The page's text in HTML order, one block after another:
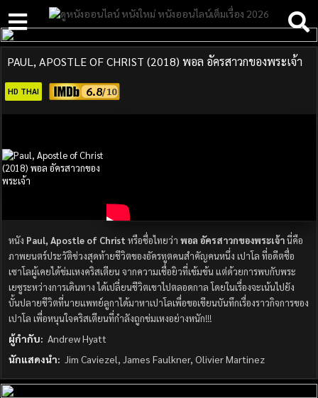
PAUL, APOSTLE OF CHRIST (2018) พอล อัครสาวกของพระเจ้า
HD THAI 6.8
หนัง Paul, Apostle of Christ หรือชื่อไทยว่า พอล อัครสาวกของพระเจ้านี่คือ
ภาพยนตร์ประวัติช่วงสุดท้ายชีวิตของอัครทูตคนสำคัญคนหนึ่ง เปาโล ที่อดีตชื่อ
เซาโลผู้เคยได้ข่มเหงคริสเตียน จากความเชื่อยิวที่เข้มข้น แต่ด้วยการพบกับพระ
เยซูระหว่างการเดินทาง ได้เปลี่ยนชีวิตเขาไปตลอดกาล โดยในเรื่องจะเน้นไปยัง
บั้นปลายชีวิตที่นายแพทย์ลูกาได้มาหาเปาโลเพื่อขอเขียนบันทึกเรื่องราวกิจการของ
เปาโล เพื่อหนุนใจคริสเตียนที่กำลังถูกข่มเหงอย่างหนัก!!!
ผู้กำกับ: Andrew Hyatt
นักแสดงนำ: Jim Caviezel, James Faulkner, Olivier Martinez